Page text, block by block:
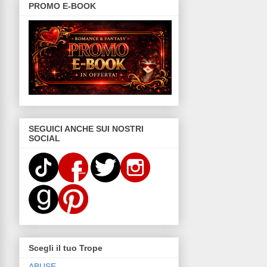
PROMO E-BOOK
SEGUICI ANCHE SUI NOSTRI
SOCIAL
Scegli il tuo Trope